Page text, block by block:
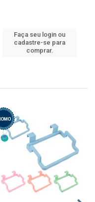
Faça seu login ou
cadastre-se para
comprar.